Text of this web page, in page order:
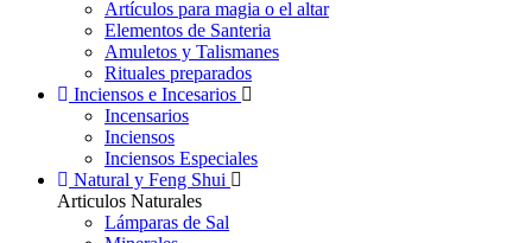
Artículos para magia o el altar
Elementos de Santeria
Amuletos y Talismanes
Rituales preparados
Inciensos e Incesarios
Incensarios
Inciensos
Inciensos Especiales
Natural y Feng Shui
Articulos Naturales
Lámparas de Sal